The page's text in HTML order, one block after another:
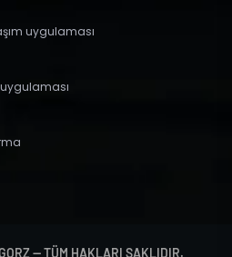
uygulaması
— TÜM HAKLARI SAKLIDIR.